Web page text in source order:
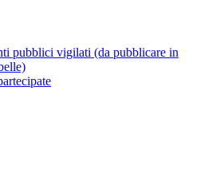
pubblici vigilati (da pubblicare in